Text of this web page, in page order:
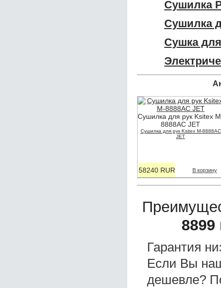
Сушилка
Сушилка
Сушка
Сушилка для рук Ksitex
8888АС JET
Сушилка для рук Ksitex M-8888АС
JET
58240 RUR В корзину
8899
Гарантия
Если Вы
дешевле?